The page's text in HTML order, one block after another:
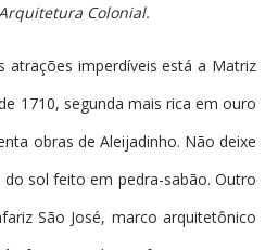
Colonial.
imperdíveis está a Matriz
1710, segunda mais rica em ouro
obras de Aleijadinho. Não deixe
sol feito em pedra-sabão. Outro
São José, marco arquitetônico